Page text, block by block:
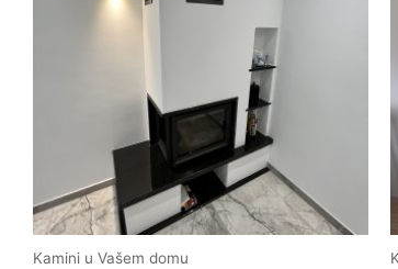
Kamini u Vašem domu